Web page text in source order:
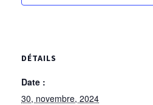
DÉTAILS
Date :
30, novembre, 2024